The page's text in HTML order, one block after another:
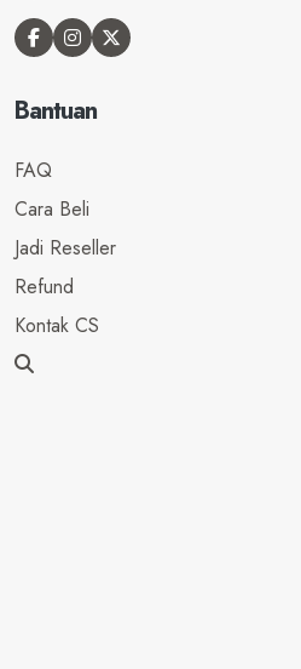
Bantuan
FAQ
Cara Beli
Jadi Reseller
Refund
Kontak CS